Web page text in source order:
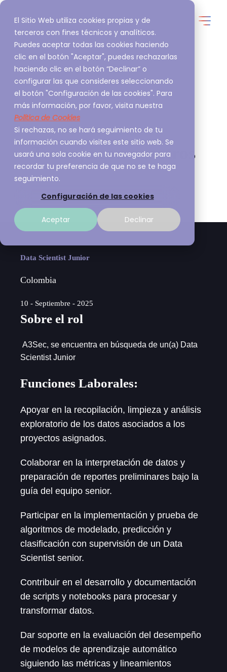
El Sitio Web utiliza cookies propias y de
terceros con fines técnicos y analíticos.
Puedes aceptar todas las cookies haciendo
clic en el botón "Aceptar", puedes rechazarlas
haciendo clic en el botón “Declinar” o
configurar las que consideres seleccionando
el botón "Configuración de las cookies". Para
más información, por favor, visita nuestra
Política de Cookies
Si rechazas, no se hará seguimiento de tu
información cuando visites este sitio web. Se
usará una sola cookie en tu navegador para
recordar tu preferencia de que no se te haga
seguimiento.
Configuración de las cookies
Aceptar Declinar
Trabaja con nosotros
Data Scientist Junior
Colombia
10 - Septiembre - 2025
Sobre el rol
A3Sec, se encuentra en búsqueda de un(a) Data
Scientist Junior
Funciones Laborales:
Apoyar en la recopilación, limpieza y análisis
exploratorio de los datos asociados a los
proyectos asignados.
Colaborar en la interpretación de datos y
preparación de reportes preliminares bajo la
guía del equipo senior.
Participar en la implementación y prueba de
algoritmos de modelado, predicción y
clasificación con supervisión de un Data
Scientist senior.
Contribuir en el desarrollo y documentación
de scripts y notebooks para procesar y
transformar datos.
Dar soporte en la evaluación del desempeño
de modelos de aprendizaje automático
siguiendo las métricas y lineamientos